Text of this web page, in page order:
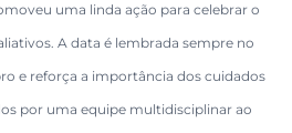
uma linda ação para celebrar o
A data é lembrada sempre no
e reforça a importância dos cuidados
por uma equipe multidisciplinar ao